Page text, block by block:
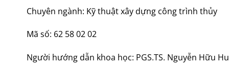
Chuyên ngành: Kỹ thuật xây dựng công trình thủy
Mã số: 62 58 02 02
Người hướng dẫn khoa học: PGS.TS. Nguyễn Hữu